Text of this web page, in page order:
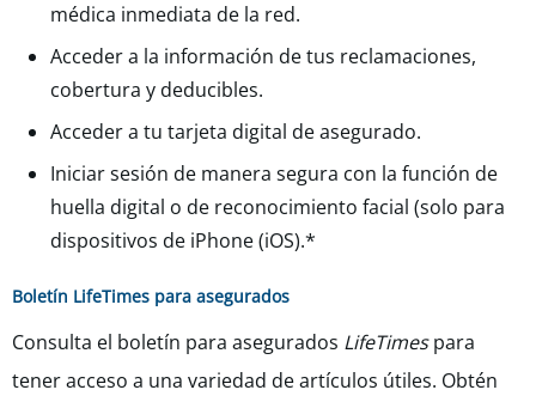
médica inmediata de la red.
Acceder a la información de tus reclamaciones,
cobertura y deducibles.
Acceder a tu tarjeta digital de asegurado.
Iniciar sesión de manera segura con la función de
huella digital o de reconocimiento facial (solo para
dispositivos de iPhone (iOS).*
Boletín LifeTimes para asegurados
Consulta el boletín para asegurados LifeTimespara
tener acceso a una variedad de artículos útiles. Obtén